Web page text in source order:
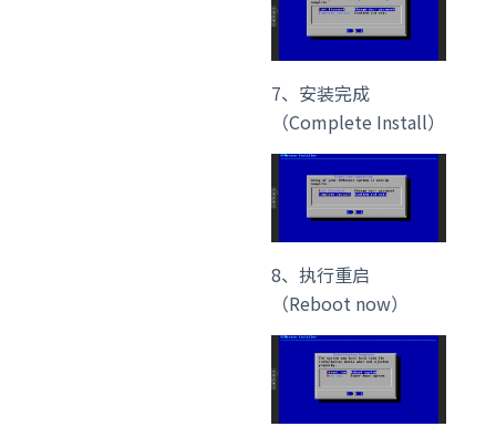
7、安装完成
（Complete Install）
8、执行重启
（Reboot now）